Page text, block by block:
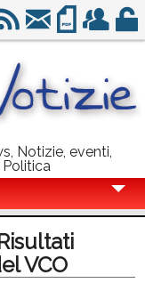
Notizie, eventi,
Politica
VCO